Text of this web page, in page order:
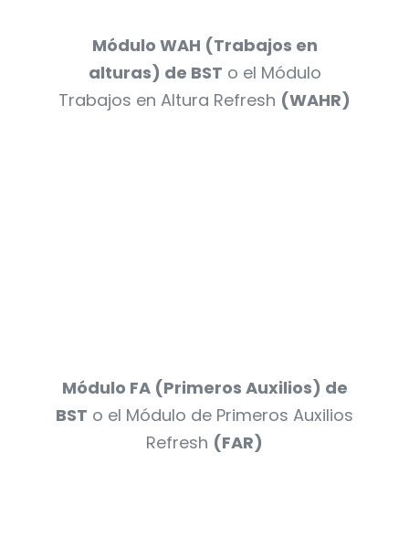
Módulo WAH (Trabajos en
alturas) de BST o el Módulo
Trabajos en Altura Refresh (WAHR)
Módulo FA (Primeros Auxilios) de
BST o el Módulo de Primeros Auxilios
Refresh (FAR)